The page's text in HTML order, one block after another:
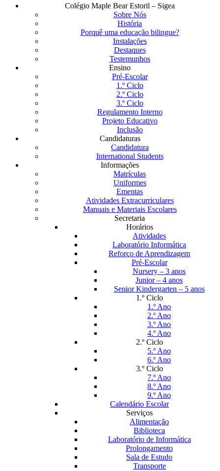
Fechar
Colégio Maple Bear Estoril – Sigea
Sobre Nós
História
Porquê uma educação bilingue?
Instalações
Destaques
Testemunhos
Ensino
Pré-Escolar
1.º Ciclo
2.º Ciclo
3.º Ciclo
Regulamento Interno
Projeto Educativo
Inclusão
Candidaturas
Candidatura
International Students
Informações
Matrículas
Uniformes
Ementas
Atividades Extracurriculares
Manuais e Materiais Escolares
Secretaria
Horários
Atividades
Laboratório Informática
Reforço de Aprendizagem
Pré-Escolar
Nursery – 3 anos
Junior – 4 anos
Senior Kindergarten – 5 anos
1.º Ciclo
1.º Ano
2.º Ano
3.º Ano
4.º Ano
2.º Ciclo
5.º Ano
6.º Ano
3.º Ciclo
7.º Ano
8.º Ano
9.º Ano
Calendário Escolar
Serviços
Alimentação
Biblioteca
Laboratório de Informática
Prolongamento
Sala de Estudo
Transporte